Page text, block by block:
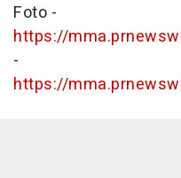
Foto -
https://
-
https://